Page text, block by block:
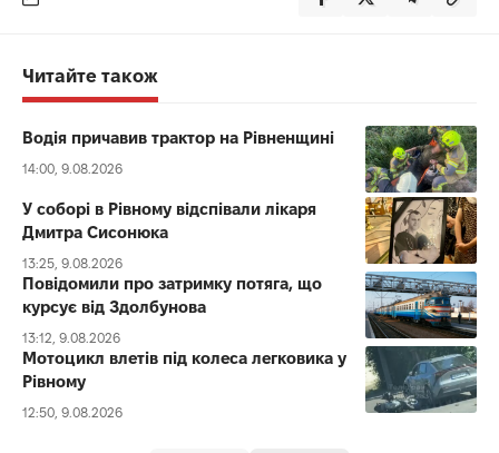
Читайте також
Водія причавив трактор на Рівненщині
14:00, 9.08.2026
У соборі в Рівному відспівали лікаря
Дмитра Сисонюка
13:25, 9.08.2026
Повідомили про затримку потяга, що
курсує від Здолбунова
13:12, 9.08.2026
Мотоцикл влетів під колеса легковика у
Рівному
12:50, 9.08.2026